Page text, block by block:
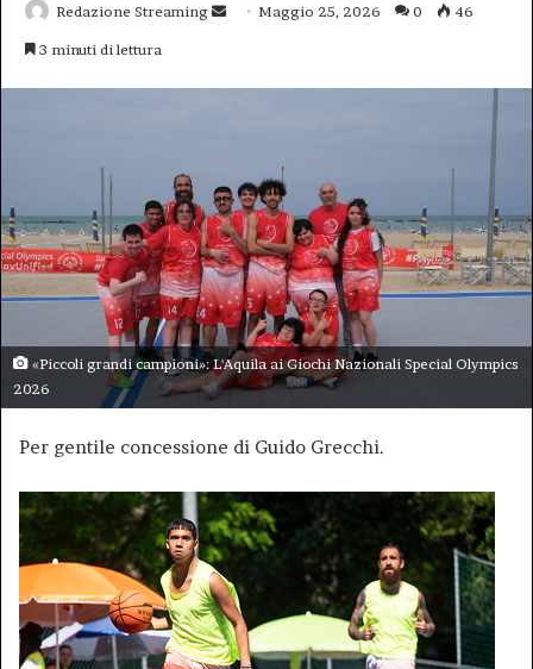
Redazione Streaming
InviaMaggio 25, 2026 0 46
3 minuti di lettura
«Piccoli grandi campioni»: L'Aquila ai Giochi Nazionali Special Olympics
2026
Per gentile concessione di Guido Grecchi.